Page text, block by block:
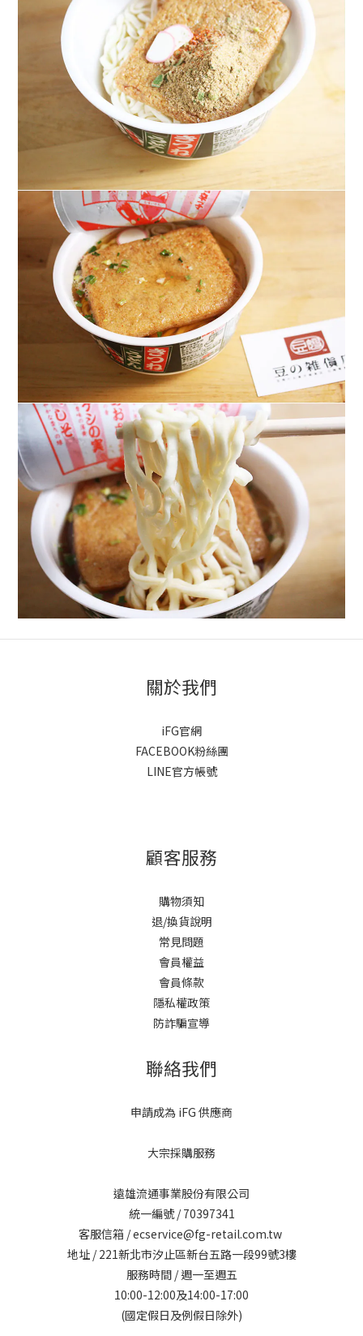
關於我們
iFG官網
FACEBOOK粉絲團
LINE官方帳號
顧客服務
購物須知
退/換貨說明
常見問題
會員權益
會員條款
隱私權政策
防詐騙宣導
聯絡我們
申請成為 iFG 供應商
大宗採購服務
遠雄流通事業股份有限公司
統一編號 / 70397341
客服信箱 / ecservice@fg-retail.com.tw
地址 / 221新北市汐止區新台五路一段99號3樓
服務時間 / 週一至週五
10:00-12:00及14:00-17:00
(國定假日及例假日除外)